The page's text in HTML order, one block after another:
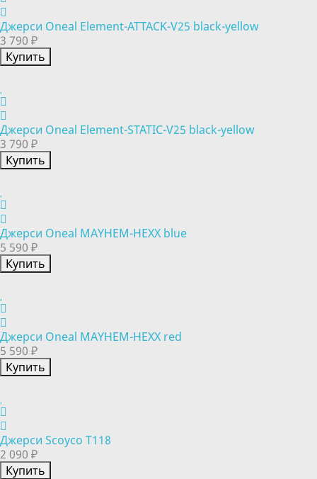
Джерси Oneal Element-ATTACK-V25 black-yellow
3 790 ₽
Купить
Джерси Oneal Element-STATIC-V25 black-yellow
3 790 ₽
Купить
Джерси Oneal MAYHEM-HEXX blue
5 590 ₽
Купить
Джерси Oneal MAYHEM-HEXX red
5 590 ₽
Купить
Джерси Scoyco T118
2 090 ₽
Купить